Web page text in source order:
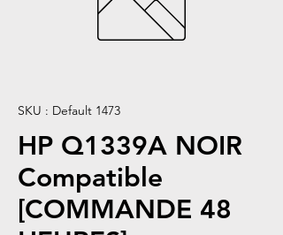
SKU : Default 1473
HP Q1339A NOIR
Compatible
[COMMANDE 48